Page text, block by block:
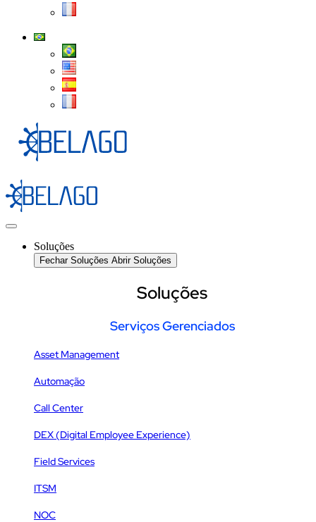
Soluções
Fechar Soluções Abrir Soluções
Soluções
Serviços Gerenciados
Asset Management
Automação
Call Center
DEX (Digital Employee Experience)
Field Services
ITSM
NOC